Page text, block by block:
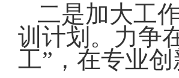
二是加大工
训计划。力争
工”，在专业